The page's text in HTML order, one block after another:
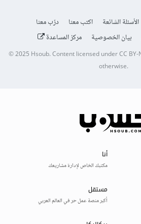
الأسئلة الشائعة اكتب معنا
درّب معنا
بيان الخصوصية مركز المساعدة
© 2025 Hsoub.Content licensed underCC
otherwise.